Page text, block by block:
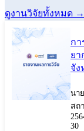
ดูงานวิจัยทั้งหมด →
ก
ยา
จัง
นา
สถ
30